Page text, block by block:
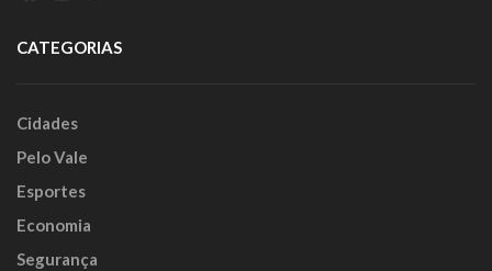
CATEGORIAS
Cidades
Pelo Vale
Esportes
Economia
Segurança